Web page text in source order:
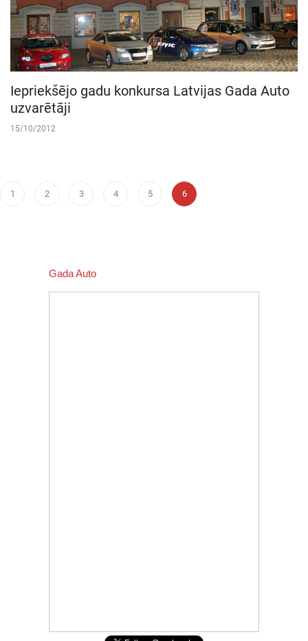
Iepriekšējo gadu konkursa Latvijas Gada Auto
uzvarētāji
15/10/2012
1 2 3 4 5 6
Gada Auto